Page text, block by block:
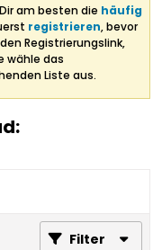
am besten die häufig
registrieren, bevor
Registrierungslink,
wähle das
Liste aus.
Filter